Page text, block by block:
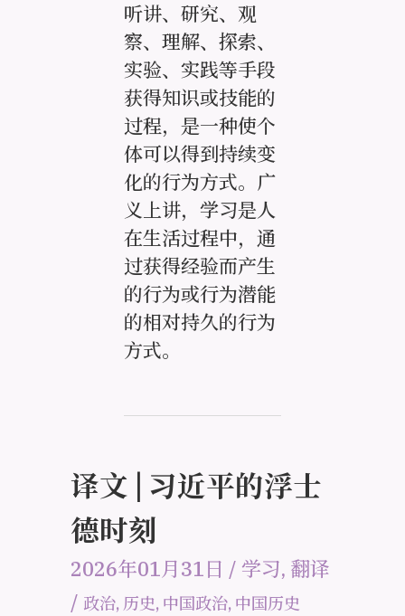
听讲、研究、观
察、理解、探索、
实验、实践等手段
获得知识或技能的
过程，是一种使个
体可以得到持续变
化的行为方式。广
义上讲，学习是人
在生活过程中，通
过获得经验而产生
的行为或行为潜能
的相对持久的行为
方式。
译文 | 习近平的浮士
德时刻
2026年01月31日 / 学习, 翻译
/ 政治, 历史, 中国政治, 中国历史